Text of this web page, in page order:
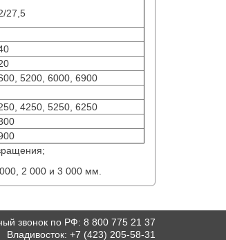
27,5
5200, 6000, 6900
4250, 5250, 6250
2 000 и 3 000 мм.
звонок по РФ: 8 800 775 21 37
Владивосток: +7 (423) 205-58-31